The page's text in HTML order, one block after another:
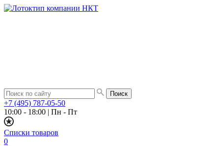
+7 (495) 787-05-50
10:00 - 18:00 | Пн - Пт
Списки товаров
0